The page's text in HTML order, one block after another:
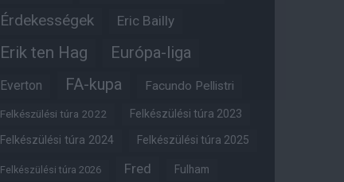
Érdekességek Eric Bailly
Erik ten Hag Európa-liga
Everton FA-kupa Facundo Pellistri
Felkészülési túra 2022 Felkészülési túra 2023
Felkészülési túra 2024 Felkészülési túra 2025
Felkészülési túra 2026 Fred Fulham